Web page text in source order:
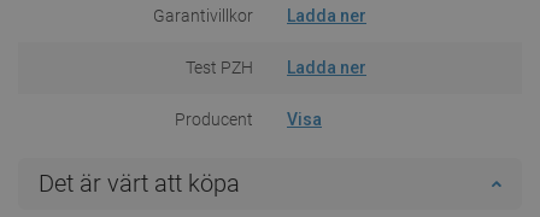
Garantivillkor Ladda ner
Test PZH Ladda ner
Producent Visa
Det är värt att köpa